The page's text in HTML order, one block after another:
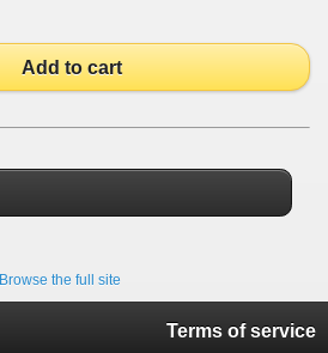
Add to cart
Browse the full site
Terms of service